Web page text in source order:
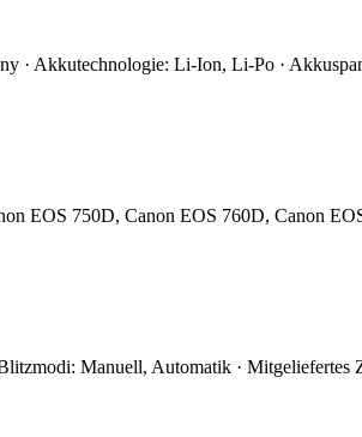
· Akkutechnologie: Li-Ion, Li-Po ·
EOS 750D, Canon EOS 760D, Canon
Manuell, Automatik · Mitgeliefertes